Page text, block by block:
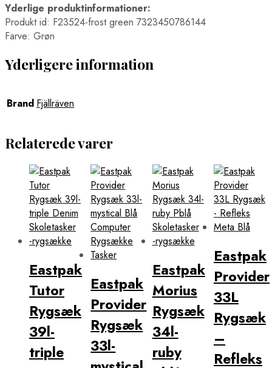
Yderlige produktinformationer:
Produkt id: F23524-frost green 7323450786144
Farve: Grøn
Yderligere information
Brand Fjällräven
Relaterede varer
Eastpak
Tutor
Rygsæk
39l-
triple
Eastpak
Provider
Rygsæk
33l-
Eastpak
Morius
Rygsæk
34l-
ruby
Eastpak
Provider
33L
Rygsæk
–
Refleks